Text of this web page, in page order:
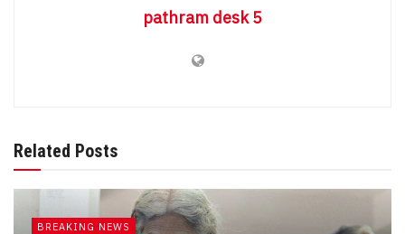
pathram desk 5
Related Posts
BREAKING NEWS